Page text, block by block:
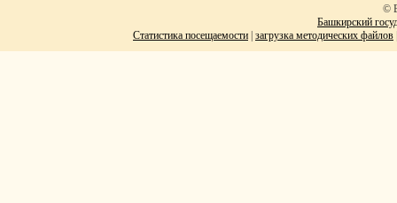
©
Башкирский
Статистика посещаемости загрузка методических файлов